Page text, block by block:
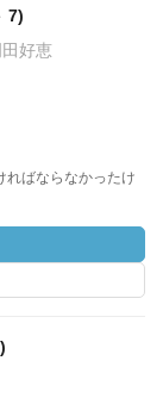
7)
好恵
ればならなかったけ